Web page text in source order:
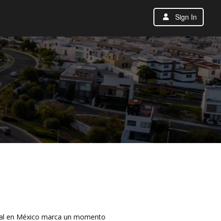
Sign In
en México marca un momento